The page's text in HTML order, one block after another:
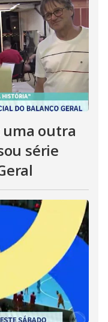
outra
série